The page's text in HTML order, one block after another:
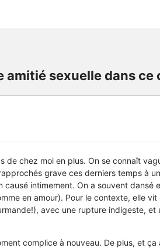
sexuelle dans ce
de chez moi en plus. On se connaît
grave ces derniers temps à
intimement. On a souvent dansé
en amour). Pour le contexte, elle
avec une rupture indigeste, et
complice à nouveau. De plus, et